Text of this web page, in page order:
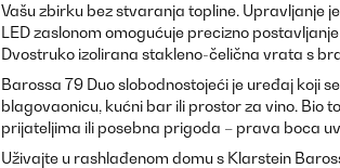
Vašu zbirku bez stvaranja topline. Upravljanje
LED zaslonom omogućuje precizno
Dvostruko izolirana stakleno-čelična vrata s
Barossa 79 Duo slobodnostojeći je uređaj koji
blagovaonicu, kućni bar ili prostor za vino. Bio
prijateljima ili posebna prigoda – prava boca
Uživajte u rashlađenom domu s Klarstein